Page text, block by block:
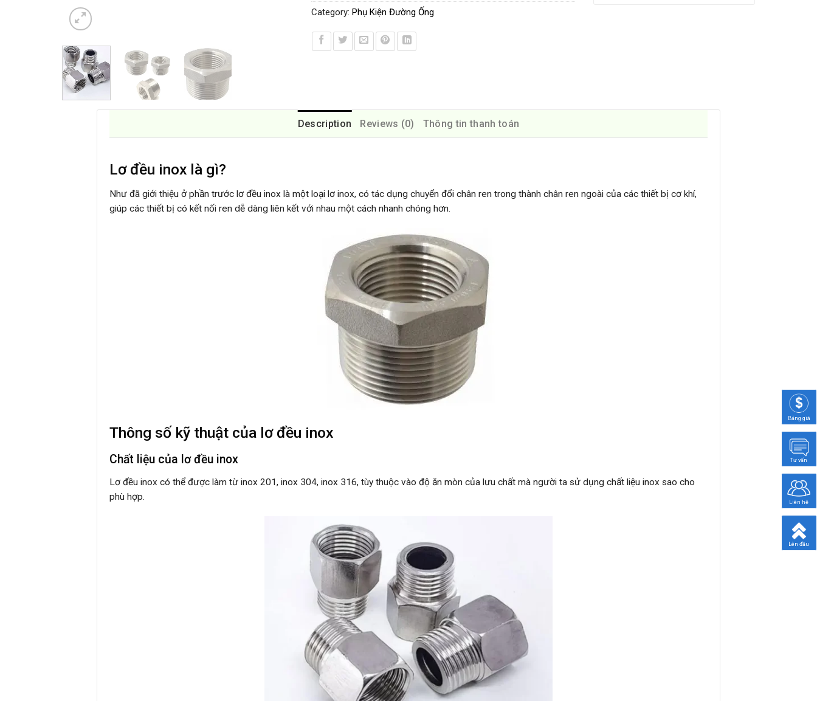
Category: Phụ Kiện Đường Ống
Description Reviews (0) Thông tin thanh toán
Lơ đều inox là gì?
Như đã giới thiệu ở phần trước lơ đều inox là một loại lơ inox, có tác dụng chuyển đổi chân ren trong thành chân ren ngoài của các thiết bị cơ khí,
giúp các thiết bị có kết nối ren dễ dàng liên kết với nhau một cách nhanh chóng hơn.
Thông số kỹ thuật của lơ đều inox
Chất liệu của lơ đều inox
Lơ đều inox có thể được làm từ inox 201, inox 304, inox 316, tùy thuộc vào độ ăn mòn của lưu chất mà người ta sử dụng chất liệu inox sao cho
phù hợp.
Bảng giá
Tư vấn
Liên hệ
Lên đầu